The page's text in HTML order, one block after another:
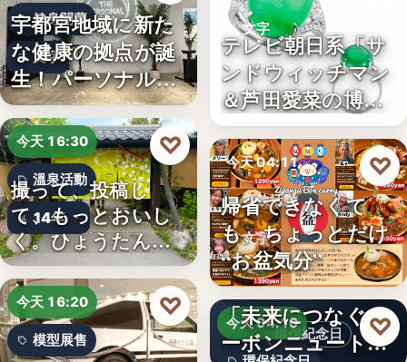
健身開幕
文字
宇都宮地域に新た
な健康の拠点が誕
生！パーソナルジ
ム「…
今天 16:30
溫泉活動
14年
撮って、投稿し
て、もっとおいし
く。ひょうたん温
泉、お盆の…
♡
今天 16:20
模型展售
♡
文字
テレビ朝日系「サ
ンドウィッチマン
＆芦田愛菜の博士
ちゃん」…
今天 04:11
餐飲活動
文字
帰省できなくて
も、ちょっとだけ
“お盆気分”
♡
環保紀念日
今天 04:10
日本JC、9月3日を
「未来につなぐカ
ーボンニュートラ
♡